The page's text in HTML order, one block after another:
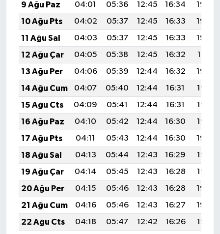
9 Ağu Paz
04:01 05:36 12:45 16:34
19:44
10 Ağu Pts
04:02 05:37 12:45 16:33
19:43
11 Ağu Sal
04:03 05:37 12:45 16:33
19:42
12 Ağu Çar
04:05 05:38 12:45 16:32
19:41
13 Ağu Per
04:06 05:39 12:44 16:32
19:40
14 Ağu Cum
04:07 05:40 12:44 16:31
19:38
15 Ağu Cts
04:09 05:41 12:44 16:31
19:37
16 Ağu Paz
04:10 05:42 12:44 16:30
19:36
17 Ağu Pts
04:11 05:43 12:44 16:30
19:34
18 Ağu Sal
04:13 05:44 12:43 16:29
19:33
19 Ağu Çar
04:14 05:45 12:43 16:28
19:32
20 Ağu Per
04:15 05:46 12:43 16:28
19:30
21 Ağu Cum
04:16 05:46 12:43 16:27
19:29
22 Ağu Cts
04:18 05:47 12:42 16:26
19:28